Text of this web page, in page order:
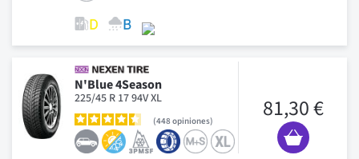
N'Blue 4Season
225/45 R 17 94V XL
448 opiniones 81,30 €